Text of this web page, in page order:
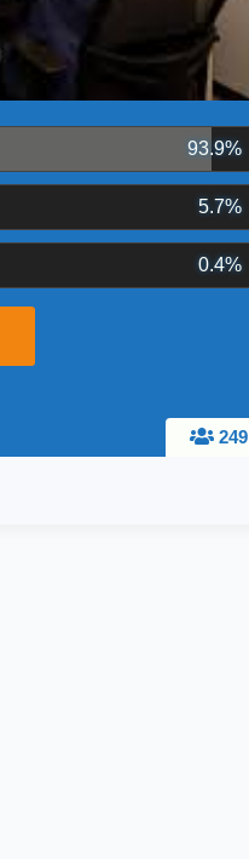
249
93.9%
5.7%
0.4%